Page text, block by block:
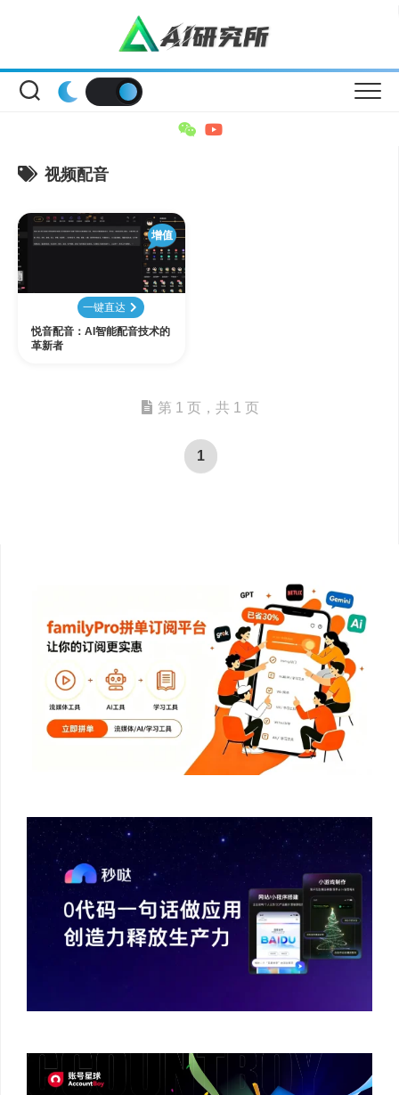
视频配音
增值
一键直达
悦音配音：AI智能配音技术的
革新者
第 1 页，共 1 页
1